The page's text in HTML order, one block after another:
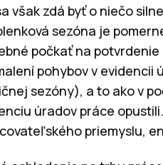
však zdá byť o niečo
sezóna je
počkať na
pohybov v
sezóny), a to ako v
úradov práce
priemyslu,